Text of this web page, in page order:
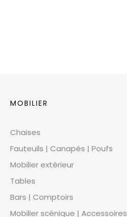
MOBILIER
Chaises
Fauteuils | Canapés | Poufs
Mobilier extérieur
Tables
Bars | Comptoirs
Mobilier scénique | Accessoires